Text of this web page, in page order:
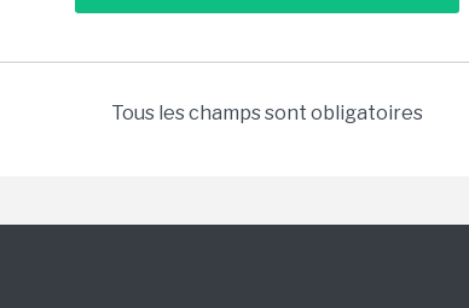
Tous les champs sont obligatoires